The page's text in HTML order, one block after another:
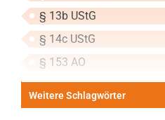
2016
2017
2018
2019
2020
§ 13b UStG
§ 14c UStG
§ 153 AO
Weitere Schlagwörter